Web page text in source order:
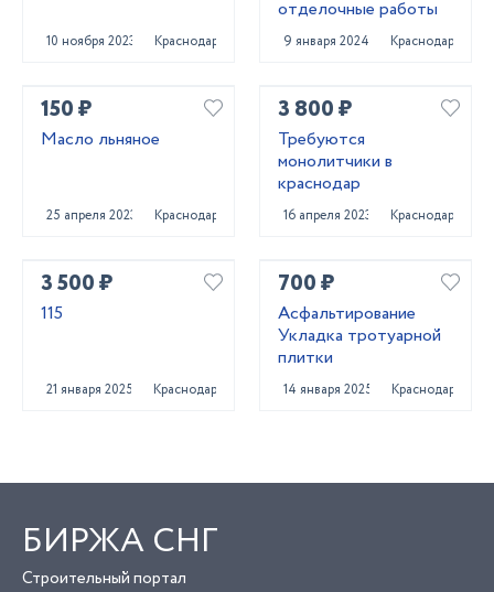
10 ноября 2023 Краснодар
отделочные работы
9 января 2024 Краснодар
150 ₽
Масло льняное
25 апреля 2023 Краснодар
3 800 ₽
Требуются
монолитчики в
краснодар
16 апреля 2023 Краснодар
3 500 ₽
115
21 января 2025 Краснодар
700 ₽
Асфальтирование
Укладка тротуарной
плитки
14 января 2025 Краснодар
БИРЖА СНГ
Строительный портал